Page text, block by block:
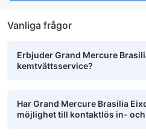
Vanliga frågor
Erbjuder Grand Mercure
kemtvättsservice?
Har Grand Mercure Brasilia
möjlighet till kontaktlös in-